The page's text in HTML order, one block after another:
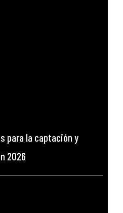
para la captación y
2026